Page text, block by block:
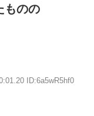
ものの
ID:6a5wR5hf0